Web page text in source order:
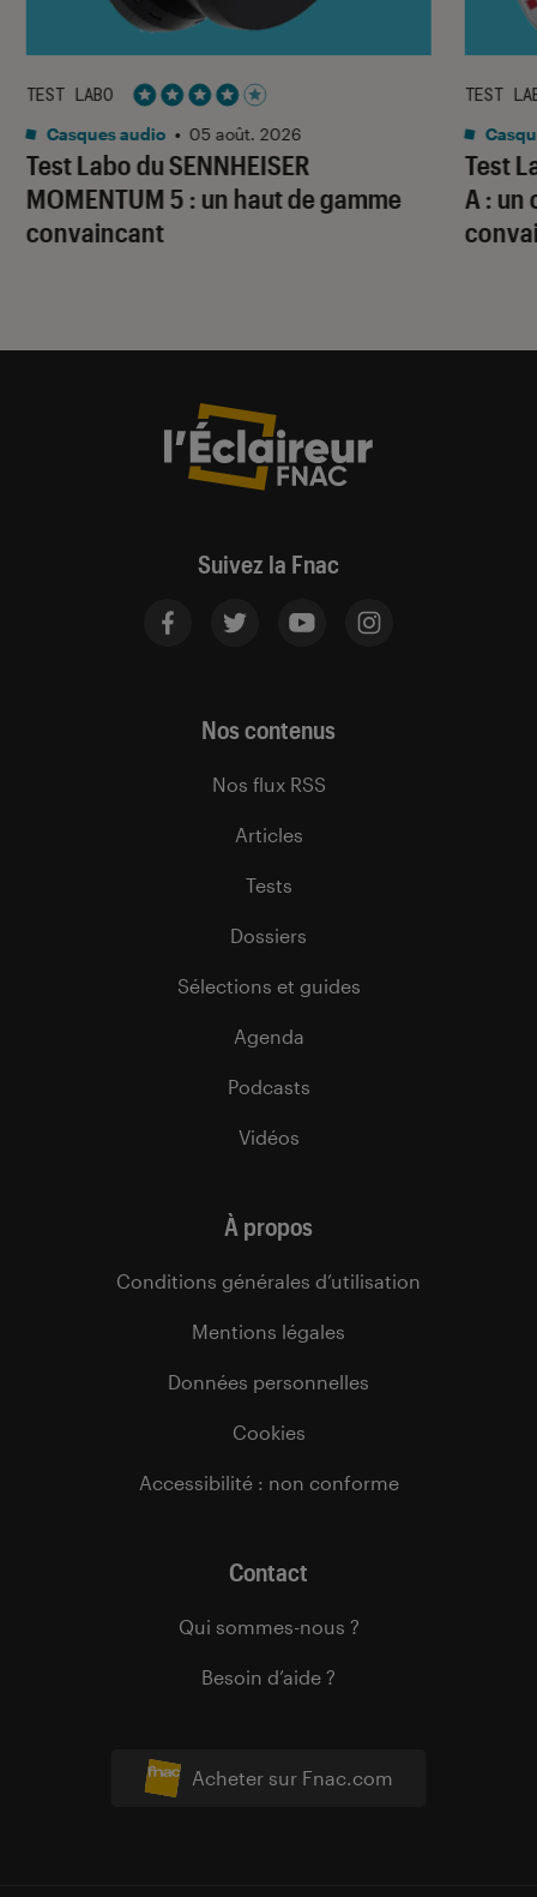
Test Labo du SENNHEISER
MOMENTUM 5 : un haut de gamme
convaincant
TEST LABO
Noté 4 étoiles sur 5
Casques audio • 05 août. 2026
Test
A : un
TEST
Suivez la Fnac
Acheter sur Fnac.com
Nos contenus
Nos flux RSS
Articles
Tests
Dossiers
Sélections et guides
Agenda
Podcasts
Vidéos
À propos
Conditions générales d’utilisation
Mentions légales
Données personnelles
Cookies
Accessibilité : non conforme
Contact
Qui sommes-nous ?
Besoin d’aide ?